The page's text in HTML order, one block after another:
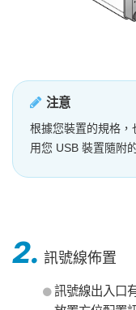
注意
根據您裝置的規格
用您 USB 裝置隨附
2. 訊號線佈置
訊號線出入口